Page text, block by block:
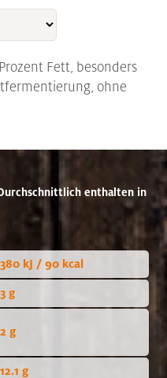
Fett, besonders
ohne
enthalten in
380 kJ / 90 kcal
3 g
2 g
12.1 g